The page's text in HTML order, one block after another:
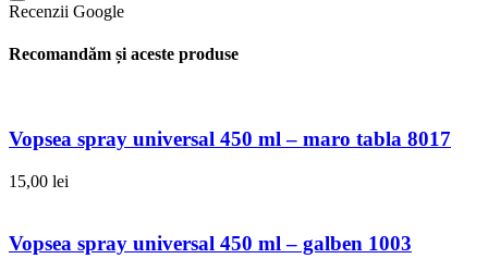
Recenzii Google
Recomandăm și aceste produse
Vopsea spray universal 450 ml – maro tabla 8017
15,00 lei
Vopsea spray universal 450 ml – galben 1003